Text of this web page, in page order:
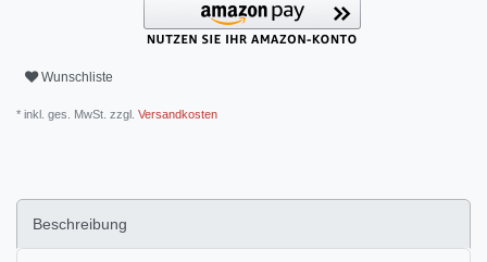
Wunschliste
* inkl. ges. MwSt. zzgl. Versandkosten
Beschreibung